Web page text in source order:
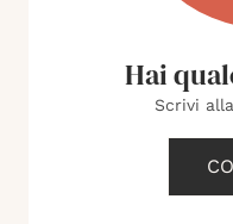
Hai
Scrivi